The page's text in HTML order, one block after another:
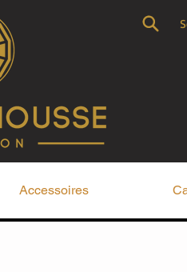
Accessoires